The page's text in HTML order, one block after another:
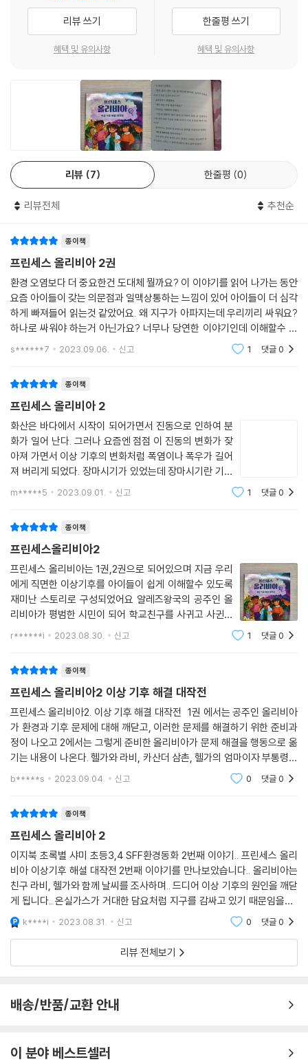
지구 온난화를 넘은 지구 열대화의 시대
“이대로 가다간 진짜 큰일 날 거야. 부글부글 끓는 수프에 갇힌 꼴이 될 거
올리비아는 친구 라비, 헬가와 함께 날씨를 조사하며 과학자가 되겠다는
꿈을 키운다. 그러나 올리비아의 부모는 여전히 고리타분한 ‘왕족의 의
무’를 말하며, 올리비아의 꿈을 그리 탐탁지 않아 한다. “과학자라니! 너는
과학자가 될 수 없어. 과학자는 다 남자니까. 게다가 늘 흰 가운만 입고 실
험실에서 살아야 해!” 한계를 규정짓는 부모를 향해 올리비아는 명쾌하게
답한다. “그럼 드레스도 안 입고 불편한 신발도 안 신어도 되는 건가요? 우
불어 현대 사회의 큰 문제인 기후 위기와 지구 온난화, 날씨의 변화 등이 등
히 어떤 일이 벌어지는지, 기후 위기엔 나무가 중요한 역할을 한다는 데 정
확히 어떤 역할을 하는지 등을 저명한 박사들의 설명과 함께 전한다. 〈프린
세스 올리비아〉는 현실에 빗댄 날카로운 유머와 기후 위기에 대한 숨겨진
진실을 탐구하는 올리비아의 모습이 만나 놀라운 흡입력을 보이며, 독자에
게 환경 문제는 더 이상 먼 미래의 일이 아니라 지금 바로 해결책을 찾아야
하는 문제라는 것을 명확하게 전한다.
저는 색다른 배경에서 새로운 주인공과 함께 새로운 시리즈를 시작하고 싶
었습니다. 다만 제가 우주여행에 대한 작업을 이렇게 그리워할 줄은 몰랐
지요! 하지만 이제 모든 사람이 가장 좋아하는 행성인 지구로 눈을 돌릴 시
간이 된 것 같았습니다. 지구에서 지금 어떤 일이 일어나고 있는지에 대해
서 말입니다. 어린 독자를 위해 지금 하는 연구를 글로 옮겨서, 독자들이―
그리고 우리도!―지금 일어나는 현상에 대해 정확하고, 흥미롭고 이해 가
능한 이야기로 만들어 주신 것이 저에게 얼마나 큰 의미가 있는지 모릅니
리뷰 쓰기
혜택 및 유의사항
한줄평 쓰기
혜택 및 유의사항
리뷰 7 한줄평 0
리뷰전체 추천순
종이책
프린세스 올리비아 2권
환경 오염보다 더 중요한건 도대체 뭘까요? 이 이야기를 읽어 나가는 동안
요즘 아이들이 갖는 의문점과 일맥상통하는 느낌이 있어 아이들이 더 심각
하게 빠져들어 읽는것 같았어요. 왜 지구가 아파지는데 우리끼리 싸워요?
하나로 싸워야 하는거 아닌가요? 너무나 당연한 이야기인데 이해할수 없
는 어른들의 세계 ^^ 이 책에서는 지구온난화를 넘어서서 지구열대화
s******7 2023.09.06. 신고 1 댓글0
종이책
프린세스 올리비아 2
화산은 바다에서 시작이 되어가면서 진동으로 인하여 분
화가 일어 난다. 그러나 요즘엔 점점 이 진동의 변화가 잦
아져 가면서 이상 기후의 변화처럼 폭염이나 폭우가 길어
져 버리게 되었다. 장마시기가 있었는데 장마시기란 기간
이 없어져 버린지 이미 몇 년이 되어 간다. 하루아침에 궁
m*****5 2023.09.01. 신고 1 댓글0
종이책
프린세스올리비아2
프린세스 올리비아는 1권,2권으로 되어있으며 지금 우리
에게 직면한 이상기후를 아이들이 쉽게 이해할수 있도록
재미난 스토리로 구성되었어요 알레즈왕국의 공주인 올
리비아가 평범한 시민이 되어 학교친구를 사귀고 사귄친
구들과 이상기후 -날씨변화에 대한 원인을 찾아내는 이
r******i 2023.08.30. 신고 1 댓글0
종이책
프린세스 올리비아2 이상 기후 해결 대작전
프린세스 올리비아2. 이상 기후 해결 대작전 1권 에서는 공주인 올리비아
가 환경과 기후 문제에 대해 깨닫고, 이러한 문제를 해결하기 위한 준비과
정이 나오고 2에서는 그렇게 준비한 올리비아가 문제 해결을 행동으로 옮
기는 내용이 나온다. 헬가와 라비, 카산더 삼촌, 헬가의 엄마이자 부통령인
그레천 등 많은 사람들의 도움과 올리비아 자신의 깨달음으로 기후 위기를
b*****s 2023.09.04. 신고 0 댓글0
종이책
프린세스 올리비아 2
이지북 초록별 샤미 초등3,4 SFF환경동화 2번째 이야기.. 프린세스 올리
비아 이상기후 해셜 대작전 2번째 이야기를 만나보았습니다.. 올리비아는
친구 라비, 헬가와 함께 날씨를 조사하며.. 드디어 이상 기후의 원인을 깨닫
게 됩니다.. 온실가스가 거대한 담요처럼 지구를 감싸고 있기 때문임을요..
올리비아는 온실가스가 넘치는 이유가 궁금했지요.. 나무가 호흡을 멈춘
k****i 2023.08.31. 신고 0 댓글0
리뷰 전체보기
배송/반품/교환 안내
이 분야 베스트셀러